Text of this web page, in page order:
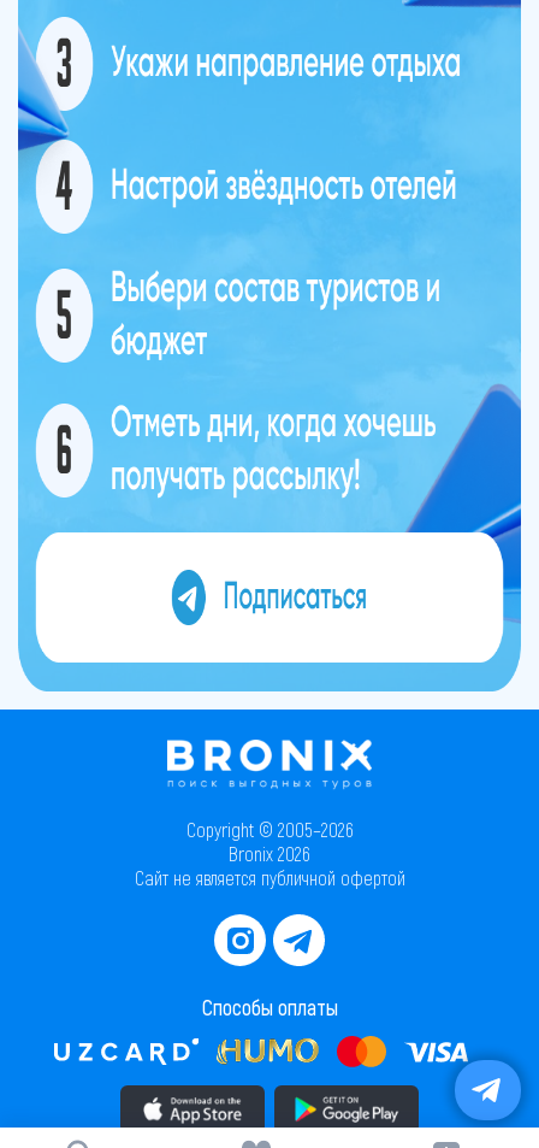
Copyright © 2005–2026
Bronix 2026
Сайт не является публичной офертой
Способы оплаты
Скачать приложение в AppStore Скачать приложение в PlayMarket